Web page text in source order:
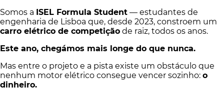
Somos a ISEL Formula Student — estudantes de
engenharia de Lisboa que, desde 2023, constroem um
carro elétrico de competição de raiz, todos os anos.
Este ano, chegámos mais longe do que nunca.
Mas entre o projeto e a pista existe um obstáculo que
nenhum motor elétrico consegue vencer sozinho: o
dinheiro.